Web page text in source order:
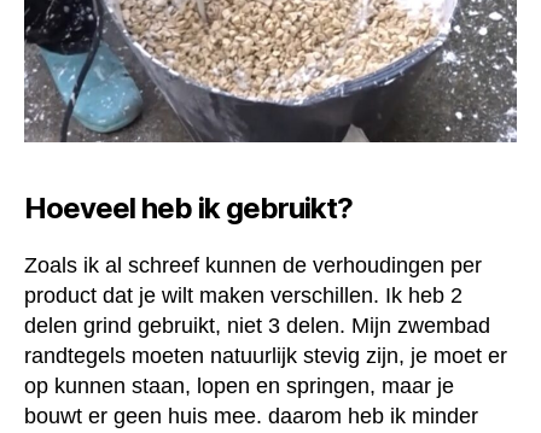
Hoeveel heb ik gebruikt?
Zoals ik al schreef kunnen de verhoudingen per
product dat je wilt maken verschillen. Ik heb 2
delen grind gebruikt, niet 3 delen. Mijn zwembad
randtegels moeten natuurlijk stevig zijn, je moet er
op kunnen staan, lopen en springen, maar je
bouwt er geen huis mee. daarom heb ik minder